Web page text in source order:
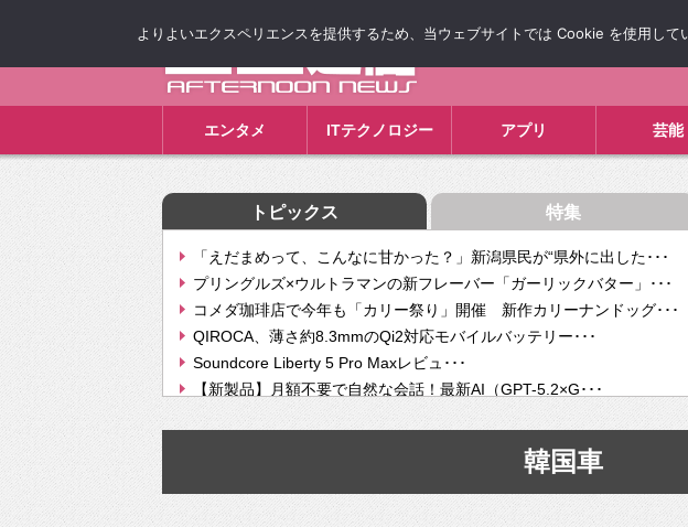
エンタメ ITテクノロジー アプリ 芸能
トピックス 特集
「えだまめって、こんなに甘かった？」新潟県民が“県外に出した･･･
プリングルズ×ウルトラマンの新フレーバー「ガーリックバター」･･･
コメダ珈琲店で今年も「カリー祭り」開催 新作カリーナンドッグ･･･
QIROCA、薄さ約8.3mmのQi2対応モバイルバッテリー･･･
Soundcore Liberty 5 Pro Maxレビュ･･･
【新製品】月額不要で自然な会話！最新AI（GPT-5.2×G･･･
【次世代の没入感と生産性】VITURE Luma Ultra･･･
挫折率8割の壁をAIで突破。ジャストシステム、”自分が今話し･･･
2026年のバレンタインは「自分で作って、想いを渡す」 TE･･･
韓国車
よりよいエクスペリエンスを提供するため、当ウェブサイトでは Cookie を使用し